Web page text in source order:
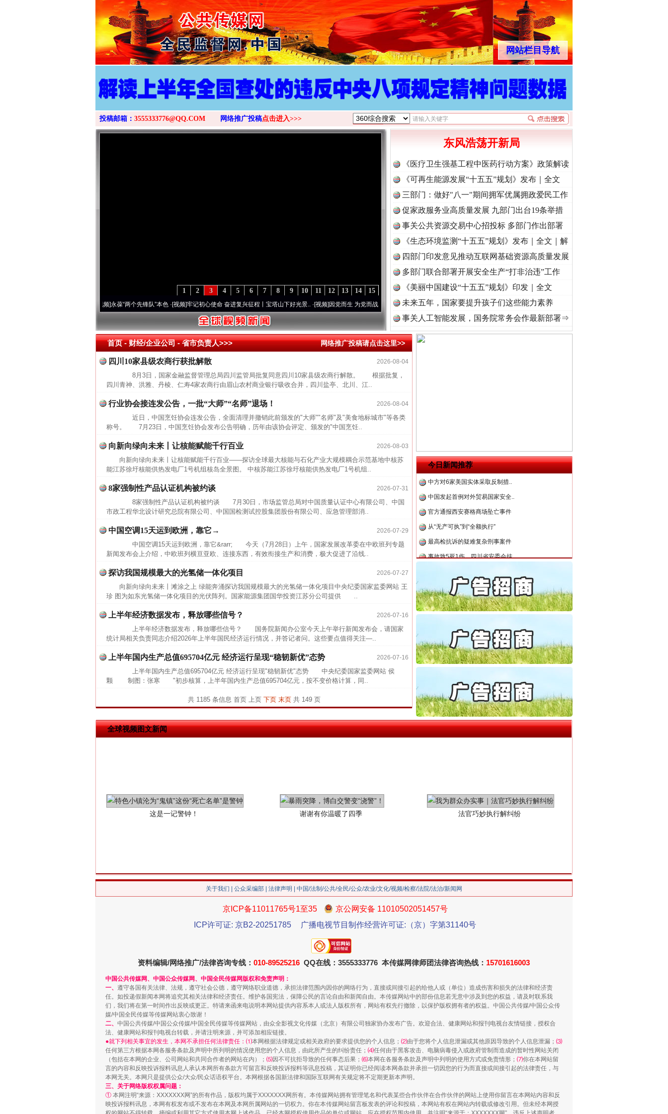
>
网站栏目导航
投稿邮箱： 3555333776@QQ.COM 网络推广投稿点击进入>>>
15
14
13
12
11
10
9
8
7
6
5
4
3
2
1
永葆“两个先锋队”本色·[视频] 牢记初心使命 奋进复兴征程丨宝塔山下好光景..·[视频] 因党而生 为党而战——百年“纪”事⑧加强纪律..·[视频]牢记初心使命 奋进复兴征程丨“转折之城”激荡..
东风浩荡开新局
《医疗卫生强基工程中医药行动方案》政策解读
《可再生能源发展“十五五”规划》发布｜全文
三部门：做好"八一"期间拥军优属拥政爱民工作
促家政服务业高质量发展 九部门出台19条举措
事关公共资源交易中心招投标 多部门作出部署
《生态环境监测“十五五”规划》发布｜全文｜解
读
四部门印发意见推动互联网基础资源高质量发展
多部门联合部署开展安全生产“打非治违”工作
《美丽中国建设“十五五”规划》印发｜全文
未来五年，国家要提升孩子们这些能力素养
事关人工智能发展，国务院常务会作最新部署⇒
首页- 财经/企业公司 -省市负责人>>> 网络推广投稿请点击这里>>
2026-08-04
四川10家县级农商行获批解散
8月3日，国家金融监督管理总局四川监管局批复同意四川10家县级农商行解散。 根据批复，
四川青神、洪雅、丹棱、仁寿4家农商行由眉山农村商业银行吸收合并，四川盐亭、北川、江..
2026-08-04
行业协会接连发公告，一批“大师”“名师”退场！
近日，中国烹饪协会连发公告，全面清理并撤销此前颁发的"大师""名师"及"美食地标城市"等各类
称号。 7月23日，中国烹饪协会发布公告明确，历年由该协会评定、颁发的"中国烹饪..
2026-08-03
向新向绿向未来丨让核能赋能千行百业
向新向绿向未来丨让核能赋能千行百业——探访全球最大核能与石化产业大规模耦合示范基地中核苏
能江苏徐圩核能供热发电厂1号机组核岛全景图。 中核苏能江苏徐圩核能供热发电厂1号机组..
2026-07-31
8家强制性产品认证机构被约谈
8家强制性产品认证机构被约谈 7月30日，市场监管总局对中国质量认证中心有限公司、中国
市政工程华北设计研究总院有限公司、中国国检测试控股集团股份有限公司、应急管理部消..
2026-07-29
中国空调15天运到欧洲，靠它→
中国空调15天运到欧洲，靠它&rarr; 今天（7月28日）上午，国家发展改革委在中欧班列专题
新闻发布会上介绍，中欧班列横亘亚欧、连接东西，有效衔接生产和消费，极大促进了沿线..
2026-07-27
探访我国规模最大的光氢储一体化项目
向新向绿向未来丨滩涂之上 绿能奔涌探访我国规模最大的光氢储一体化项目中央纪委国家监委网站 王
珍 图为如东光氢储一体化项目的光伏阵列。国家能源集团国华投资江苏分公司提供 ..
2026-07-16
上半年经济数据发布，释放哪些信号？
上半年经济数据发布，释放哪些信号？ 国务院新闻办公室今天上午举行新闻发布会，请国家
统计局相关负责同志介绍2026年上半年国民经济运行情况，并答记者问。这些要点值得关注—..
2026-07-16
上半年国内生产总值695704亿元 经济运行呈现“稳韧新优”态势
上半年国内生产总值695704亿元 经济运行呈现"稳韧新优"态势 中央纪委国家监委网站 侯
颗 制图：张寒 "初步核算，上半年国内生产总值695704亿元，按不变价格计算，同..
共 1185 条信息 首页 上页 下页 末页共 149 页
今日新闻推荐
四川省公安厅征集新型黑恶违法..
中方对6家美国实体采取反制措..
中国发起首例对外贸易国家安全..
官方通报西安赛格商场坠亡事件
从“无产可执”到“全额执行”
最高检抗诉的疑难复杂刑事案件
事故致5死1伤，四川省安委会挂..
近期涉私家车群死群伤事故多发..
半生相守，一别两宽：这场老年..
一纸欠条伤亲情 巡回调解促和..
26万保费，离婚时为何要分走一..
传销头目出狱后办书院暴力管教..
四川省公安厅征集新型黑恶违法..
中方对6家美国实体采取反制措..
中国发起首例对外贸易国家安全..
官方通报西安赛格商场坠亡事件
从“无产可执”到“全额执行”
最高检抗诉的疑难复杂刑事案件
事故致5死1伤，四川省安委会挂..
全球视频图文新闻
网上购药对药下症？
茶叶“炒上天”
这是一记警钟！ 谢谢有你温暖了四季 法官巧妙执行解纠纷
习近平的博鳌关键词
魏明亮严重违纪违法案透视
关于我们 公众采编部 法律声明 | 中国/法制/公共/全民/公众/农业/文化/视频/检察/法院/法治/新闻网
京ICP备11011765号1至35
京公网安备 11010502051457号
ICP许可证: 京B2-20251785
广播电视节目制作经营许可证:（京）字第31140号
资料编辑/网络推广/法律咨询专线： 010-89525216 QQ在线：3555333776 本传媒网律师团法律咨询热线： 15701616003
中国公共传媒网、中国公众传媒网、中国全民传媒网版权和免责声明：
一、 遵守各国有关法律、法规，遵守社会公德，遵守网络职业道德，承担法律范围内因你的网络行为，直接或间接引起的给他人或（单位）造成伤害和损失的法律和经济责
任。如投递假新闻本网将追究其相关法律和经济责任。维护各国宪法，保障公民的言论自由和新闻自由。本传媒网站中的部份信息若无意中涉及到您的权益，请及时联系我
们，我们将在第一时间作出反映或更正。特请来函来电说明本网站提供内容系本人或法人版权所有，网站有权先行撤除，以保护版权拥有者的权益。中国公共传媒/中国公众传
媒/中国全民传媒等传媒网站衷心致谢！
二、 中国公共传媒/中国公众传媒/中国全民传媒等传媒网站，由众全影视文化传媒（北京）有限公司独家协办发布广告。欢迎合法、健康网站和报刊电视台友情链接，授权合
法、健康网站和报刊电视台转载，并请注明来源，并可添加相应链接。
●就下列相关事宜的发生，本网不承担任何法律责任：⑴本网根据法律规定或相关政府的要求提供您的个人信息； ⑵由于您将个人信息泄漏或其他原因导致的个人信息泄漏； ⑶
任何第三方根据本网各服务条款及声明中所列明的情况使用您的个人信息，由此所产生的纠纷责任； ⑷任何由于黑客攻击、电脑病毒侵入或政府管制而造成的暂时性网站关闭
（包括在本网的企业、公司网站和共同合作者的网站在内）； ⑸因不可抗拒导致的任何事态后果； ⑹本网在各服务条款及声明中列明的使用方式或免责情形； ⑺你在本网站留
言的内容和反映投诉报料讯息人承认本网所有条款方可留言和反映投诉报料等讯息投稿，其证明你已经阅读本网条款并承担一切因您的行为而直接或间接引起的法律责任，与
本网无关。本网只是提供公众/大众/民众话语权平台。本网根据各国新法律和国际互联网有关规定将不定期更新本声明。
三、关于网络版权权属问题：
① 本网注明“来源：XXXXXXX网”的所有作品，版权均属于XXXXXXX网所有。本传媒网站拥有管理笔名和代表某些合作伙伴在合作伙伴的网站上使用你留言在本网站内容和反
映投诉报料讯息，本网有权发布或不发布在本网及本网所属网站的一切权力。你在本传媒网站留言板发表的评论和投稿，本网站有权在网站内转载或修改引用。但未经本网授